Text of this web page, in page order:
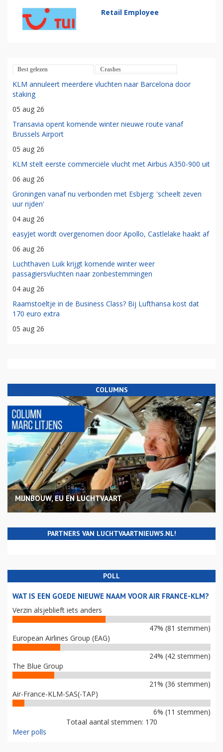
Retail Employee
Best gelezen Crashes
KLM annuleert meerdere vluchten naar Barcelona door
staking
05 aug 26
Transavia opent komende winter nieuwe route vanaf
Brussels Airport
05 aug 26
KLM stelt eerste commerciële vlucht met Airbus A350-900 uit
06 aug 26
Groningen vanaf nu verbonden met Esbjerg: 'scheelt zeven
uur rijden'
04 aug 26
easyJet wordt overgenomen door Apollo, Castlelake haakt af
06 aug 26
Luchthaven Luik krijgt komende winter weer
passagiersvluchten naar zonbestemmingen
04 aug 26
Raamstoeltje in de Business Class? Bij Lufthansa kost dat
170 euro extra
05 aug 26
COLUMNS
MIJNBOUW, EU EN LUCHTVAART
PARTNERS VAN LUCHTVAARTNIEUWS.NL!
POLL
WAT IS EEN GOEDE NIEUWE NAAM VOOR AIR FRANCE-KLM?
Verzin alsjeblieft iets anders
47% (81 stemmen)
European Airlines Group (EAG)
24% (42 stemmen)
The Blue Group
21% (36 stemmen)
Air-France-KLM-SAS(-TAP)
6% (11 stemmen)
Totaal aantal stemmen: 170
Meer polls